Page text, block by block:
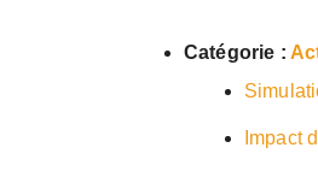
Catégorie :
Impact